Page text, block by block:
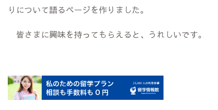
りについて語るページを作りました。
皆さまに興味を持ってもらえると、うれしいです。